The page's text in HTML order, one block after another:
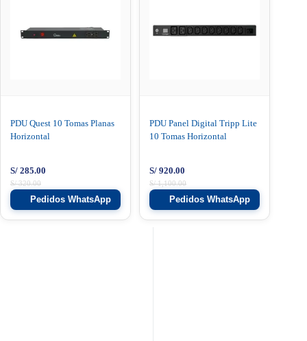
PDU Quest 10 Tomas Planas
Horizontal
S/320.00
S/ 285.00
Pedidos WhatsApp
PDU Panel Digital Tripp Lite
10 Tomas Horizontal
S/1,100.00
S/ 920.00
Pedidos WhatsApp